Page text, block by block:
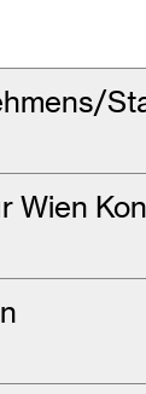
Wien